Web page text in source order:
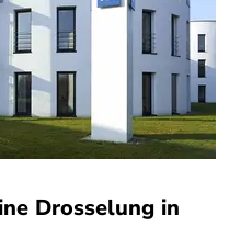
Drosselung in